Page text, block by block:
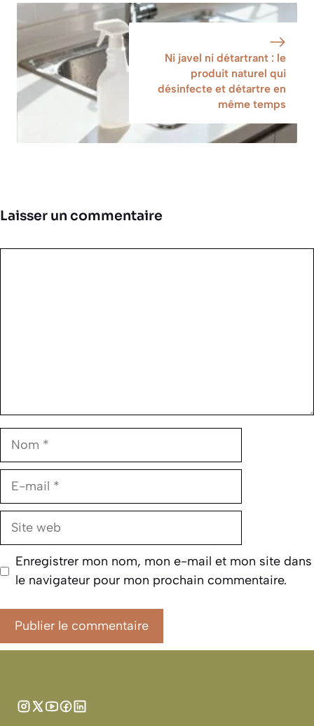
Ni javel ni détartrant : le
produit naturel qui
désinfecte et détartre en
même temps
Laisser un commentaire
Nom
E-
Site
Enregistrer mon nom, mon e-mail et mon site dans
le navigateur pour mon prochain commentaire.